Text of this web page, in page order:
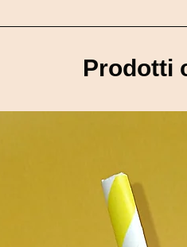
Prodotti
de la cire et de
est imaginé et confectionné
de vous garantir une qualité
(Tarifs calculés selon le poids
près de chez vous.
de notre e-mail de
est protégée avec
merci de nous
et intérieur) Des